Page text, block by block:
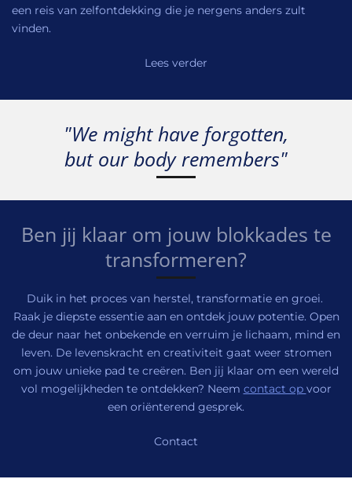
een reis van zelfontdekking die je nergens anders zult
vinden.
Lees verder
"We might have forgotten,
but our body remembers"
Ben jij klaar om jouw blokkades te
transformeren?
Duik in het proces van herstel, transformatie en groei.
Raak je diepste essentie aan en ontdek jouw potentie. Open
de deur naar het onbekende en verruim je lichaam, mind en
leven. De levenskracht en creativiteit gaat weer stromen
om jouw unieke pad te creëren. Ben jij klaar om een wereld
vol mogelijkheden te ontdekken? Neem contact op voor
een oriënterend gesprek.
Contact